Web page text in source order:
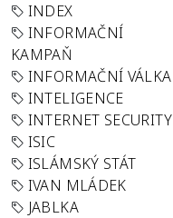
INDEX
INFORMAČNÍ
KAMPAŇ
INFORMAČNÍ VÁLKA
INTELIGENCE
INTERNET SECURITY
ISIC
ISLÁMSKÝ STÁT
IVAN MLÁDEK
JABLKA